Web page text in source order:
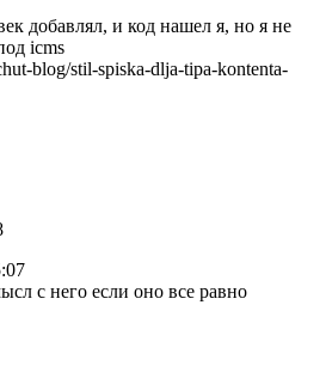
добавлял, и код нашел я, но я не
icms
blog/stil-spiska-dlja-tipa-kontenta-
с него если оно все равно